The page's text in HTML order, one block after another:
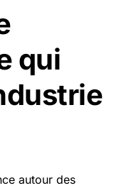
qui
autour des